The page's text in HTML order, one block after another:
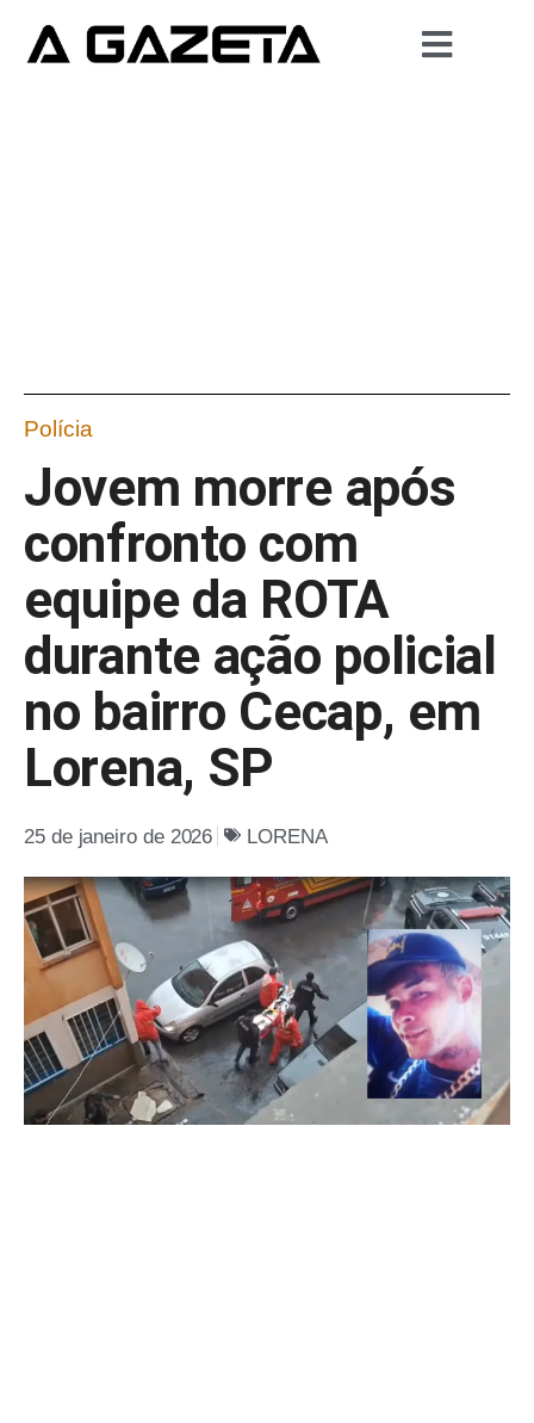
Polícia
Jovem morre após
confronto com
equipe da ROTA
durante ação policial
no bairro Cecap, em
Lorena, SP
25 de janeiro de 2026 LORENA